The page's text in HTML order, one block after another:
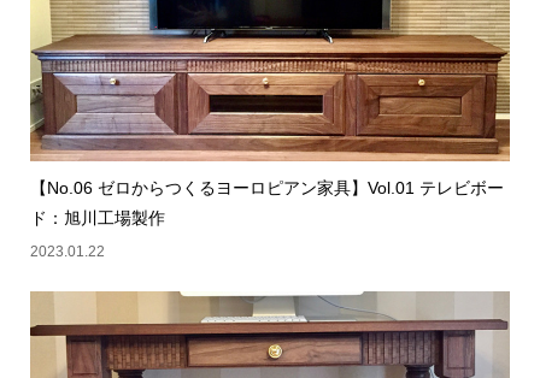
【No.06 ゼロからつくるヨーロピアン家具】Vol.01 テレビボー
ド：旭川工場製作
2023.01.22